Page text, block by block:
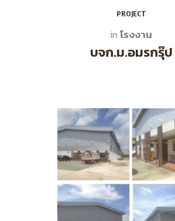
PROJECT
in โรงงาน
บจก.ม.อมรกรุ๊ป